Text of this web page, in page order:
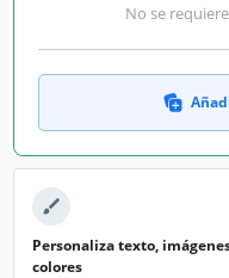
No se
Personaliza texto,
colores